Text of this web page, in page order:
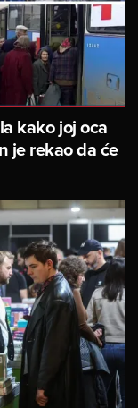
kako joj oca
je rekao da će